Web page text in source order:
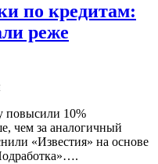
по кредитам:
реже
повысили 10%
чем за аналогичный
«Известия» на основе